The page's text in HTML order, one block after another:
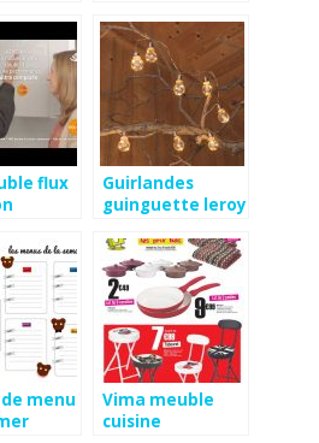
flux
Guirlandes
guinguette leroy
menu
Vima meuble
cuisine